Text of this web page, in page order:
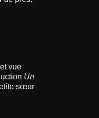
vue
Un
sœur